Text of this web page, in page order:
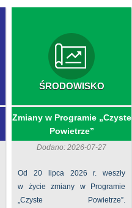
ŚRODOWISKO
Zmiany w Programie „Czyste
Powietrze”
Dodano: 2026-07-27
Od 20 lipca 2026 r. weszły
w życie zmiany w Programie
„Czyste Powietrze”.